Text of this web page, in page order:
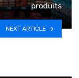
produits
NEXT ARTICLE